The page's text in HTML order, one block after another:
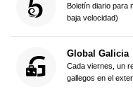
Boletín diario para
baja velocidad)
Global Galicia
Cada viernes, un
gallegos en el